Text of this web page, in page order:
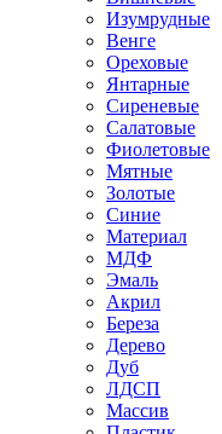
Изумрудные
Венге
Ореховые
Янтарные
Сиреневые
Салатовые
Фиолетовые
Мятные
Золотые
Синие
Материал
МДФ
Эмаль
Акрил
Береза
Дерево
Дуб
ЛДСП
Массив